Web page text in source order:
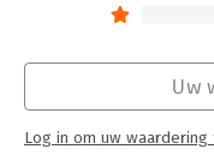
Uw
Log in om uw